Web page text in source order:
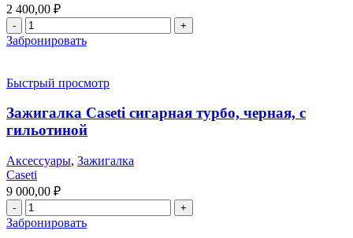
2 400,00 ₽
Забронировать
Быстрый просмотр
Зажигалка Caseti сигарная турбо, черная, с
гильотиной
Аксессуары, Зажигалка
Caseti
9 000,00 ₽
Забронировать